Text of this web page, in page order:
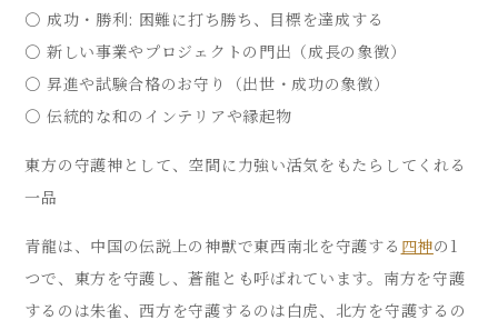
〇 成功・勝利: 困難に打ち勝ち、目標を達成する
〇 新しい事業やプロジェクトの門出（成長の象徴）
〇 昇進や試験合格のお守り（出世・成功の象徴）
〇 伝統的な和のインテリアや縁起物
東方の守護神として、空間に力強い活気をもたらしてくれる
一品
青龍は、中国の伝説上の神獣で東西南北を守護する 四神の1
つで、東方を守護し、蒼龍とも呼ばれています。南方を守護
するのは朱雀、西方を守護するのは白虎、北方を守護するの